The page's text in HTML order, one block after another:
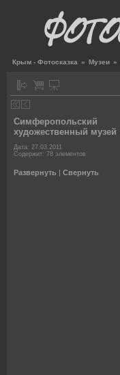
Крым - Фотосказка » Музеи »
Симферопольский
художественный музей
Дата: 27.03.2011
Содержит: 78 элементов
Развернуть Свернуть